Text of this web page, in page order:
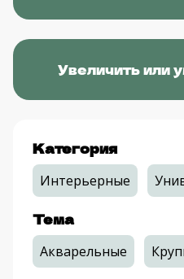
Увеличить или
Категория
Интерьерные
Тема
Акварельные